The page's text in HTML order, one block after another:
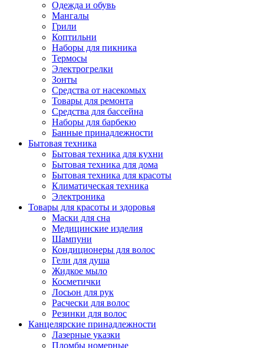
Одежда и обувь
Мангалы
Грили
Коптильни
Наборы для пикника
Термосы
Электрогрелки
Зонты
Средства от насекомых
Товары для ремонта
Средства для бассейна
Наборы для барбекю
Банные принадлежности
Бытовая техника
Бытовая техника для кухни
Бытовая техника для дома
Бытовая техника для красоты
Климатическая техника
Электроника
Товары для красоты и здоровья
Маски для сна
Медицинские изделия
Шампуни
Кондиционеры для волос
Гели для душа
Жидкое мыло
Косметички
Лосьон для рук
Расчески для волос
Резинки для волос
Канцелярские принадлежности
Лазерные указки
Пломбы номерные